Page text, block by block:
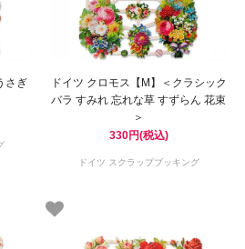
さぎ
ドイツ クロモス【M】＜クラシック
バラ すみれ 忘れな草 すずらん 花束
＞
330円(税込)
ドイツ スクラップブッキング